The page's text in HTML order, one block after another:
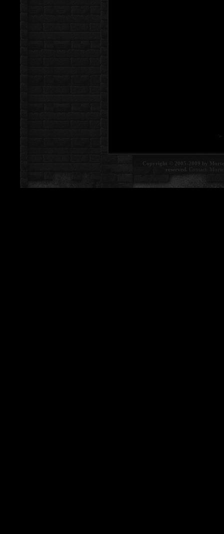
Copyright © 2005-2009 by
reserved. Contact: